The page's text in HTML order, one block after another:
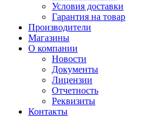
Условия доставки
Гарантия на товар
Производители
Магазины
О компании
Новости
Документы
Лицензии
Отчетность
Реквизиты
Контакты